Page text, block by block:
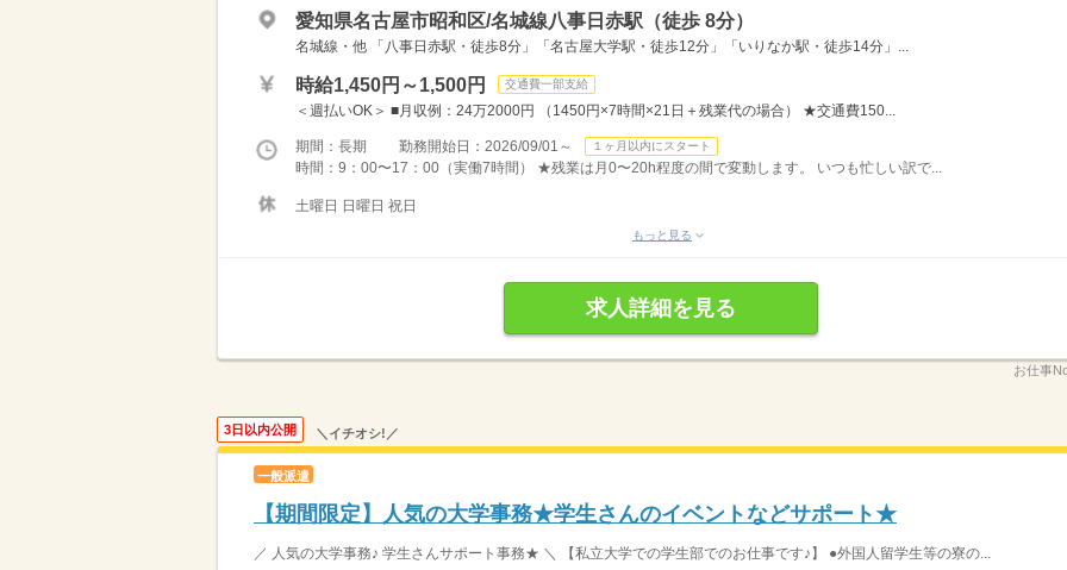
愛知県名古屋市昭和区/名城線八事日赤駅（徒歩 8分）
名城線・他 「八事日赤駅・徒歩8分」「名古屋大学駅・徒歩12分」「いりなか駅・徒歩14分」...
時給1,450円～1,500円 交通費一部支給
＜週払いOK＞ ■月収例：24万2000円 （1450円×7時間×21日＋残業代の場合） ★交通費150...
期間：長期 勤務開始日：2026/09/01～ １ヶ月以内にスタート
時間：9：00〜17：00（実働7時間） ★残業は月0〜20h程度の間で変動します。 いつも忙しい訳で...
土曜日 日曜日 祝日
もっと見る
求人詳細を見る
お仕事
3日以内公開 ＼イチオシ!／
一般派遣
【期間限定】人気の大学事務★学生さんのイベントなどサポート★
／ 人気の大学事務♪ 学生さんサポート事務★ ＼ 【私立大学での学生部でのお仕事です♪】 ●外国人留学生等の寮の...